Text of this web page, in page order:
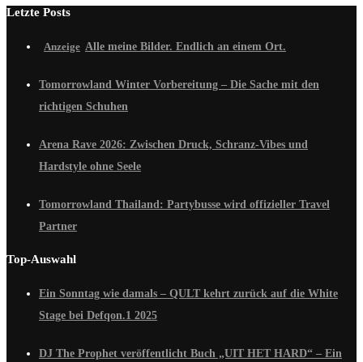
Letzte Posts
Alle meine Bilder. Endlich an einem Ort.
Tomorrowland Winter Vorbereitung – Die Sache mit den
richtigen Schuhen
Arena Rave 2026: Zwischen Druck, Schranz-Vibes und
Hardstyle ohne Seele
Tomorrowland Thailand: Partybusse wird offizieller Travel
Partner
Top-Auswahl
Ein Sonntag wie damals – QULT kehrt zurück auf die White
Stage bei Defqon.1 2025
DJ The Prophet veröffentlicht Buch „UIT HET HARD“ – Ein